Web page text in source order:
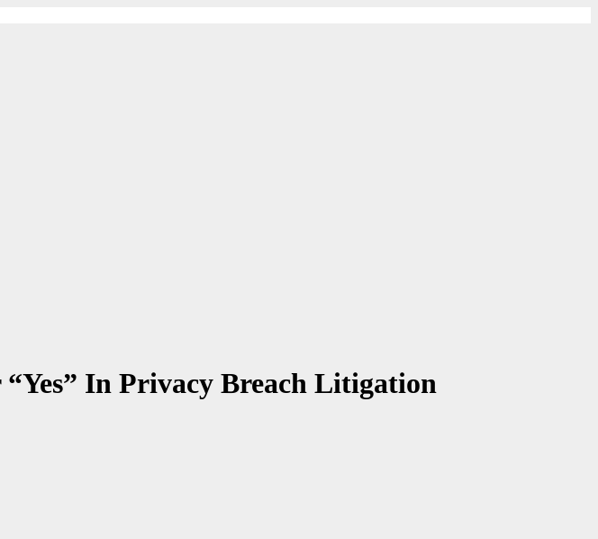
“Yes” In Privacy Breach Litigation